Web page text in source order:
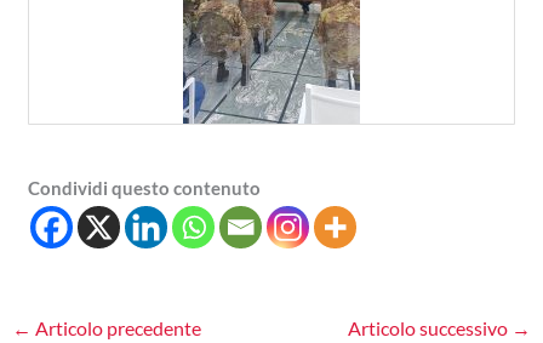
Condividi questo contenuto
← Articolo precedente Articolo successivo →